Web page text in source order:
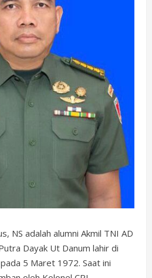
NS adalah alumni Akmil TNI AD
Dayak Ut Danum lahir di
5 Maret 1972. Saat ini